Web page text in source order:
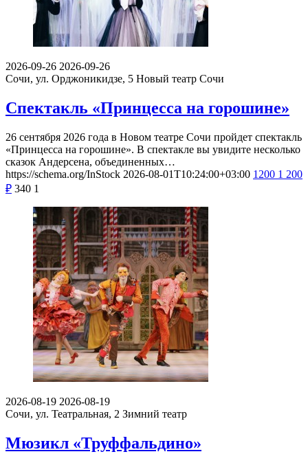
2026-09-26 2026-09-26
Сочи, ул. Орджоникидзе, 5 Новый театр Сочи
Спектакль «Принцесса на горошине»
26 сентября 2026 года в Новом театре Сочи пройдет спектакль
«Принцесса на горошине». В спектакле вы увидите несколько
сказок Андерсена, объединенных…
https://schema.org/InStock 2026-08-01T10:24:00+03:00 1200 1 200
₽ 340 1
2026-08-19 2026-08-19
Сочи, ул. Театральная, 2 Зимний театр
Мюзикл «Труффальдино»